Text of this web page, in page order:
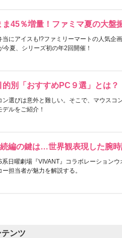
ま45％増量！ファミマ夏の大盤
当にアイスも!?ファミリーマートの人気企
今夏、シリーズ初の年2回開催！
的別「おすすめPC９選」とは？
ン選びは意外と難しい。そこで、マウスコ
ルをご紹介！
続編の鍵は…世界観表現した腕
日曜劇場『VIVANT』コラボレーション
担当者が魅力を解説する。
ンツ